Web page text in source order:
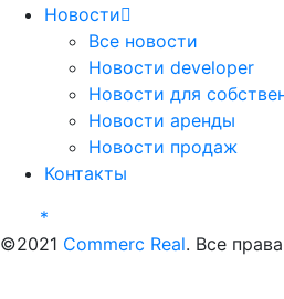
Новости
Все новости
Новости developer
Новости для
Новости аренды
Новости продаж
Контакты
*
©2021 Commerc Real. Все